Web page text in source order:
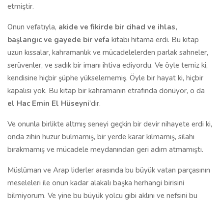
etmiştir.
Onun vefatıyla, akide ve fikirde bir cihad ve ihlas,
başlangıc ve gayede bir vefa kitabı hitama erdi. Bu kitap
uzun kıssalar, kahramanlık ve mücadelelerden parlak sahneler,
serüvenler, ve sadık bir imanı ihtiva ediyordu. Ve öyle temiz ki,
kendisine hiçbir şüphe yükselememiş. Öyle bir hayat ki, hiçbir
kapalısı yok. Bu kitap bir kahramanın etrafında dönüyor, o da
el Hac Emin El Hüseyni'dir.
Ve onunla birlikte altmış seneyi geçkin bir devir nihayete erdi ki,
onda zihin huzur bulmamış, bir yerde karar kılmamış, silahı
bırakmamış ve mücadele meydanından geri adım atmamıştı.
Müslüman ve Arap liderler arasında bu büyük vatan parçasının
meseleleri ile onun kadar alakalı başka herhangi birisini
bilmiyorum. Ve yine bu büyük yolcu gibi aklını ve nefsini bu